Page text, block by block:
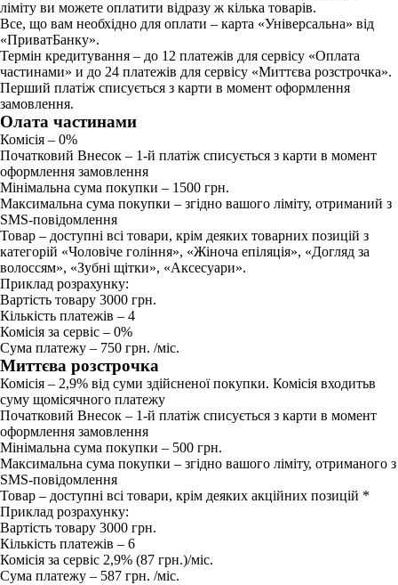
ліміту ви можете оплатити відразу ж кілька товарів.
Все, що вам необхідно для оплати – карта «Універсальна» від
«ПриватБанку».
Термін кредитування – до 12 платежів для сервісу «Оплата
частинами» и до 24 платежів для сервісу «Миттєва розстрочка».
Перший платіж списується з карти в момент оформлення
замовлення.
Олата частинами
Комісія – 0%
Початковий Внесок – 1-й платіж списується з карти в момент
оформлення замовлення
Мінімальна сума покупки – 1500 грн.
Максимальна сума покупки – згідно вашого ліміту, отриманий з
SMS-повідомлення
Товар – доступні всі товари, крім деяких товарних позицій з
категорій «Чоловіче гоління», «Жіноча епіляція», «Догляд за
волоссям», «Зубні щітки», «Aксесуари».
Приклад розрахунку:
Вартість товару 3000 грн.
Кількість платежів – 4
Комісія за сервіс – 0%
Сума платежу – 750 грн. /міс.
Миттєва розстрочка
Комісія – 2,9% від суми здійсненої покупки. Комісія входитьв
суму щомісячного платежу
Початковий Внесок – 1-й платіж списується з карти в момент
оформлення замовлення
Мінімальна сума покупки – 500 грн.
Максимальна сума покупки – згідно вашого ліміту, отриманого з
SMS-повідомлення
Товар – доступні всі товари, крім деяких акційних позицій *
Приклад розрахунку:
Вартість товару 3000 грн.
Кількість платежів – 6
Комісія за сервіс 2,9% (87 грн.)/міс.
Сума платежу – 587 грн. /міс.